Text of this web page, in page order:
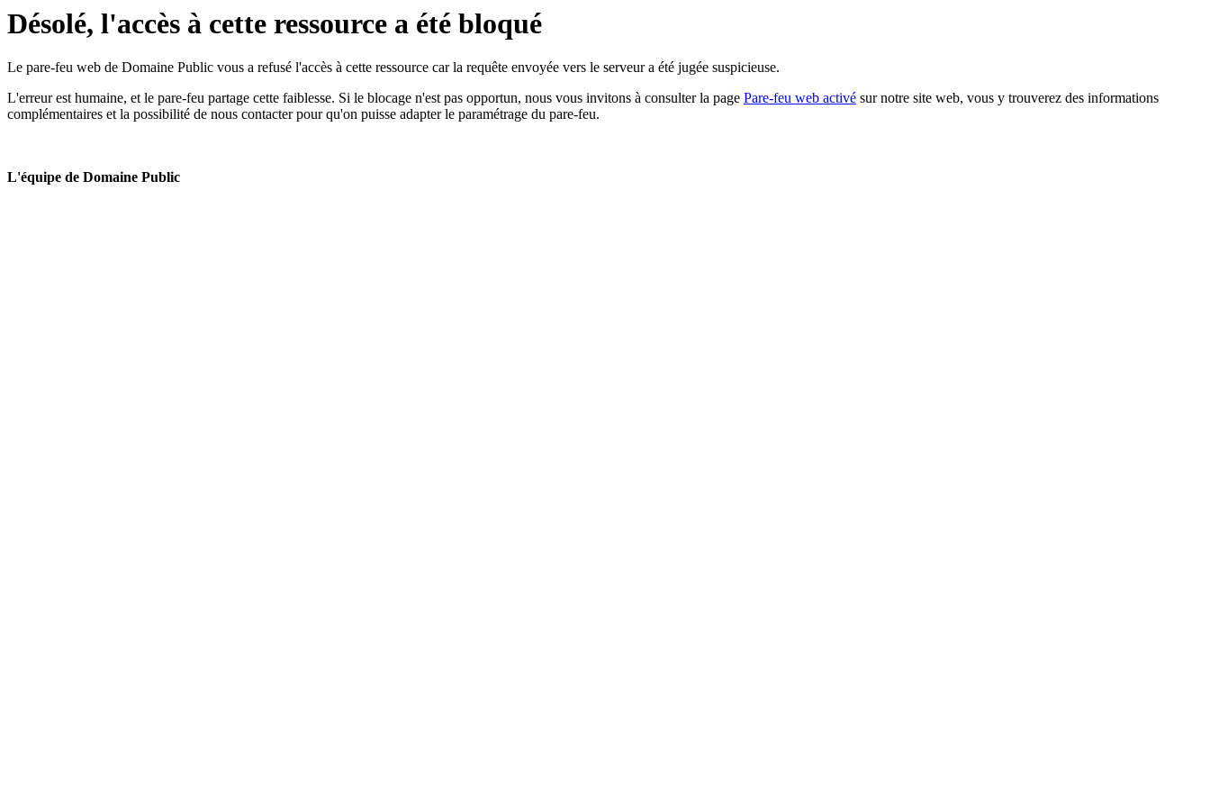
Désolé, l'accès à cette ressource a été bloqué
Le pare-feu web de Domaine Public vous a refusé l'accès à cette ressource car la requête envoyée vers le serveur a été jugée suspicieuse.
L'erreur est humaine, et le pare-feu partage cette faiblesse. Si le blocage n'est pas opportun, nous vous invitons à consulter la page Pare-feu web activé sur notre site web, vous y trouverez des informations
complémentaires et la possibilité de nous contacter pour qu'on puisse adapter le paramétrage du pare-feu.
L'équipe de Domaine Public